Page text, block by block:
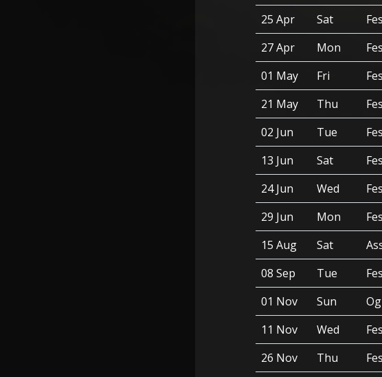
25 Apr
Sat
27 Apr
Mon
01 May
Fri
21 May
Thu
02 Jun
Tue
13 Jun
Sat
24 Jun
Wed
29 Jun
Mon
15 Aug
Sat
08 Sep
Tue
01 Nov
Sun
11 Nov
Wed
26 Nov
Thu